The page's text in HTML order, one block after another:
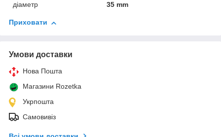
діаметр
35 mm
Приховати
Умови доставки
Нова Пошта
Магазини Rozetka
Укрпошта
Самовивіз